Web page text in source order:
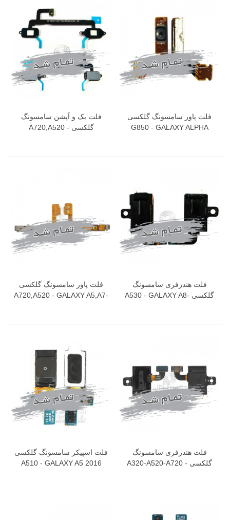
فلت پاور سامسونگ گلکسی
G850 - GALAXY ALPHA
فلت بک و آپشن سامسونگ
گلکسی A720,A520 -
فلت هندزفری سامسونگ
گلکسی A530 - GALAXY A8-
فلت پاور سامسونگ گلکسی
A720,A520 - GALAXY A5,A7-
فلت هندزفری سامسونگ
گلکسی A320-A520-A720 -
فلت اسپیکر سامسونگ گلکسی
A510 - GALAXY A5 2016